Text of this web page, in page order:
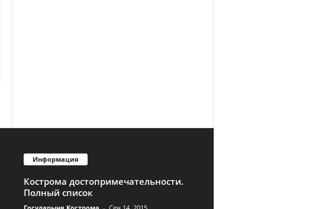
Информация
Кострома достопримечательности.
Полный список